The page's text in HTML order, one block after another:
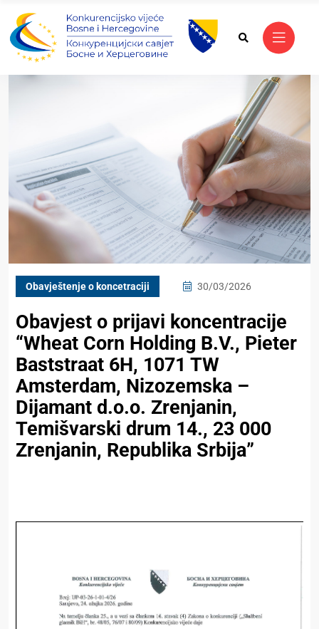
Obavještenje o koncetraciji 30/03/2026
Obavjest o prijavi koncentracije
“Wheat Corn Holding B.V., Pieter
Baststraat 6H, 1071 TW
Amsterdam, Nizozemska –
Dijamant d.o.o. Zrenjanin,
Temišvarski drum 14., 23 000
Zrenjanin, Republika Srbija”